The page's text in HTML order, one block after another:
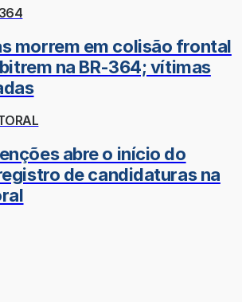
morrem em colisão frontal
na BR-364; vítimas
abre o início do
de candidaturas na